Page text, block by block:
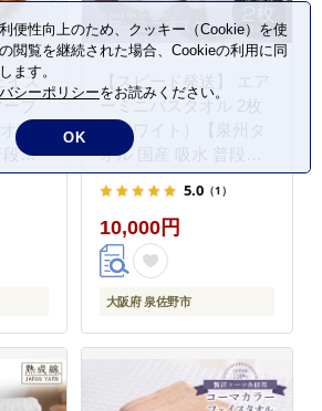
イス
ーブ
ル
段使
用
【スピード発送】 エア
ーミニバスタオル 2枚
（ホワイト）【泉州タ
オル 国産 吸水 普段使
い シンプル 日用品 家
族 ファミリー】
099H1876
5.0 （1）
10,000円
大阪府 泉佐野市
便性向上のため、クッキー（Cookie）を使
閲覧を継続された場合、Cookieの利用に同
ます。
シーポリシーをお読みください。
OK